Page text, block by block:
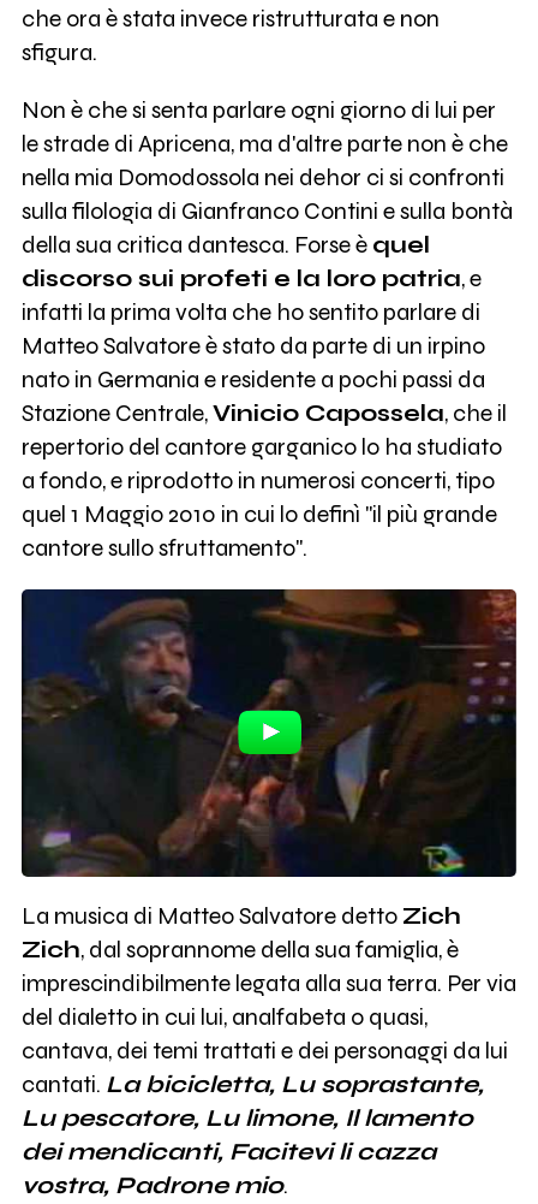
che ora è stata invece ristrutturata e non
sfigura.
Non è che si senta parlare ogni giorno di lui per
le strade di Apricena, ma d'altre parte non è che
nella mia Domodossola nei dehor ci si confronti
sulla filologia di Gianfranco Contini e sulla bontà
della sua critica dantesca. Forse è quel
discorso sui profeti e la loro patria, e
infatti la prima volta che ho sentito parlare di
Matteo Salvatore è stato da parte di un irpino
nato in Germania e residente a pochi passi da
Stazione Centrale,Vinicio Capossela, che il
repertorio del cantore garganico lo ha studiato
a fondo, e riprodotto in numerosi concerti, tipo
quel 1 Maggio 2010 in cui lo definì "il più grande
cantore sullo sfruttamento".
La musica di Matteo Salvatore detto Zich
Zich, dal soprannome della sua famiglia, è
imprescindibilmente legata alla sua terra. Per via
del dialetto in cui lui, analfabeta o quasi,
cantava, dei temi trattati e dei personaggi da lui
cantati. La bicicletta, Lu soprastante,
Lu pescatore, Lu limone, Il lamento
dei mendicanti, Facitevi li cazza
vostra, Padrone mio.